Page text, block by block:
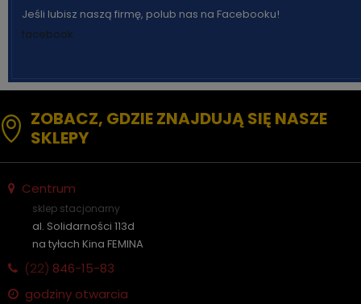
Jeśli lubisz naszą firmę, polub nas na Facebooku!
facebook
ZOBACZ, GDZIE ZNAJDUJĄ SIĘ NASZE
SKLEPY
Centrum
sklep stacjonarny
al. Solidarności 113d
na tyłach Kina FEMINA
(22) 846-15-83
godziny otwarcia